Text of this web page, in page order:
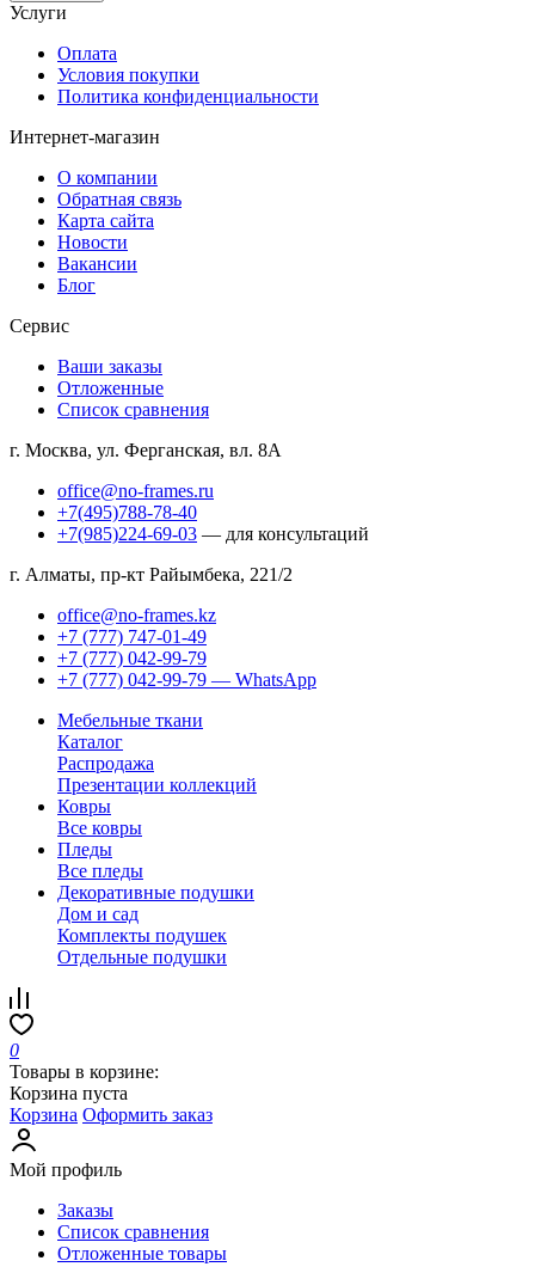
Услуги
Оплата
Условия покупки
Политика конфиденциальности
Интернет-магазин
О компании
Обратная связь
Карта сайта
Новости
Вакансии
Блог
Сервис
Ваши заказы
Отложенные
Список сравнения
г. Москва, ул. Ферганская, вл. 8А
office@no-frames.ru
+7(495)788-78-40
+7(985)224-69-03 — для консультаций
г. Алматы, пр-кт Райымбека, 221/2
office@no-frames.kz
+7 (777) 747-01-49
+7 (777) 042-99-79
+7 (777) 042-99-79 — WhatsApp
Мебельные ткани
Каталог
Распродажа
Презентации коллекций
Ковры
Все ковры
Пледы
Все пледы
Декоративные подушки
Дом и сад
Комплекты подушек
Отдельные подушки
0
Товары в корзине:
Корзина пуста
Корзина Оформить заказ
Мой профиль
Заказы
Список сравнения
Отложенные товары